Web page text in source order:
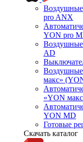
Воздушные
pro ANX
YON pro
Воздушные
AD
Воздушные
макс»
«YON
YON MD
Готовые
Скачать каталог